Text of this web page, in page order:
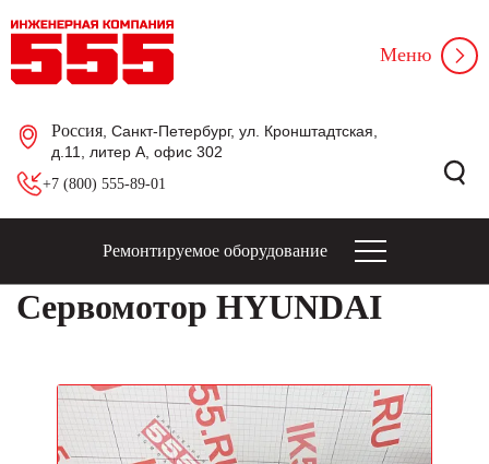
Россия , Санкт-Петербург, ул. Кронштадтская,
д.11, литер А, офис 302
+7 (800) 555-89-01
Меню
Ремонтируемое оборудование
Сервомотор HYUNDAI